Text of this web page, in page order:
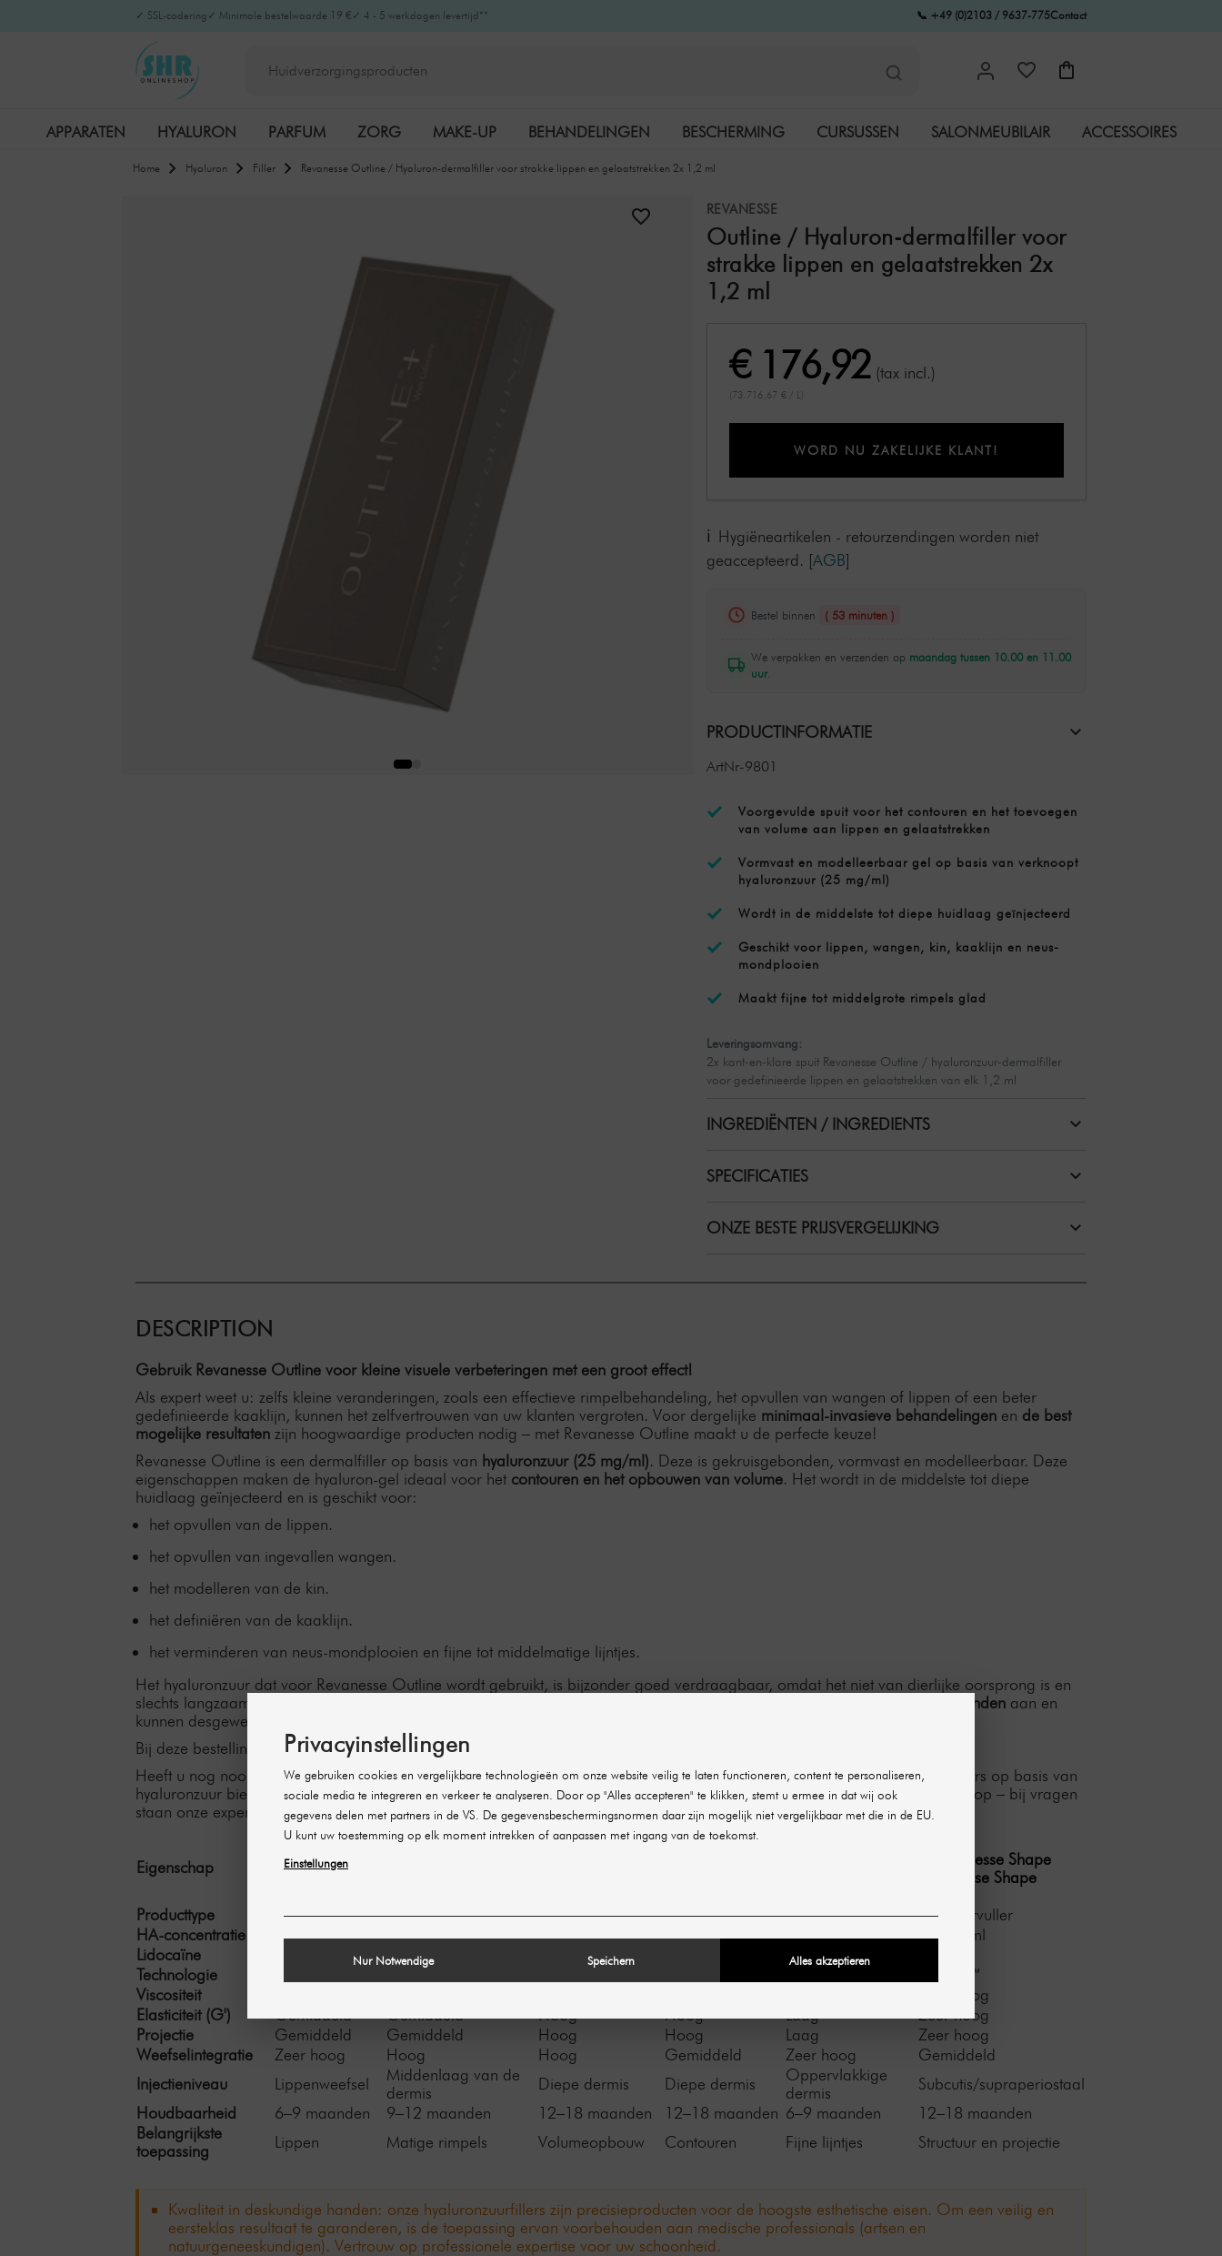
✓ SSL-codering ✓ Minimale bestelwaarde 19 € ✓ 4 - 5 werkdagen levertijd** 📞 +49 (0)2103 / 9637-775Contact
APPARATEN HYALURON PARFUM ZORG MAKE-UP BEHANDELINGEN BESCHERMING CURSUSSEN SALONMEUBILAIR ACCESSOIRES
K-BEAUTY MERKEN
Home Hyaluron Filler Revanesse Outline / Hyaluron-dermalfiller voor strakke lippen en gelaatstrekken 2x 1,2 ml
REVANESSE
Outline / Hyaluron-dermalfiller voor
strakke lippen en gelaatstrekken 2x
1,2 ml
€ 176,92 (tax incl.)
(73.716,67 € / L)
WORD NU ZAKELIJKE KLANT!
Hygiëneartikelen - retourzendingen worden niet
geaccepteerd. [AGB]
Bestel binnen ( 53 minuten )
We verpakken en verzenden op maandag tussen 10.00 en 11.00
uur.
PRODUCTINFORMATIE
ArtNr-9801
Voorgevulde spuit voor het contouren en het toevoegen
van volume aan lippen en gelaatstrekken
Vormvast en modelleerbaar gel op basis van verknoopt
hyaluronzuur (25 mg/ml)
Wordt in de middelste tot diepe huidlaag geïnjecteerd
Geschikt voor lippen, wangen, kin, kaaklijn en neus-
mondplooien
Maakt fijne tot middelgrote rimpels glad
Leveringsomvang:
2x kant-en-klare spuit Revanesse Outline / hyaluronzuur-dermalfiller
voor gedefinieerde lippen en gelaatstrekken van elk 1,2 ml
INGREDIËNTEN / INGREDIENTS
SPECIFICATIES
ONZE BESTE PRIJSVERGELIJKING
DESCRIPTION
Gebruik Revanesse Outline voor kleine visuele verbeteringen met een groot effect!
Als expert weet u: zelfs kleine veranderingen, zoals een effectieve rimpelbehandeling, het opvullen van wangen of lippen of een beter
gedefinieerde kaaklijn, kunnen het zelfvertrouwen van uw klanten vergroten. Voor dergelijke minimaal-invasieve behandelingen en de best
mogelijke resultaten zijn hoogwaardige producten nodig – met Revanesse Outline maakt u de perfecte keuze!
Revanesse Outline is een dermalfiller op basis van hyaluronzuur (25 mg/ml). Deze is gekruisgebonden, vormvast en modelleerbaar. Deze
eigenschappen maken de hyaluron-gel ideaal voor het contouren en het opbouwen van volume. Het wordt in de middelste tot diepe
huidlaag geïnjecteerd en is geschikt voor:
het opvullen van de lippen.
het opvullen van ingevallen wangen.
het modelleren van de kin.
het definiëren van de kaaklijn.
het verminderen van neus-mondplooien en fijne tot middelmatige lijntjes.
Het hyaluronzuur dat voor Revanesse Outline wordt gebruikt, is bijzonder goed verdraagbaar, omdat het niet van dierlijke oorsprong is en
slechts langzaam door het lichaam wordt afgebroken. De resultaten van de fillerbehandeling houden
ongeveer 12–18 maanden aan en
kunnen desgewenst probleemloos worden opgefrist.
Bij deze bestelling ontvangt utwee voorgevulde injectiespuiten
Heeft u nog nooit van Revanesse gehoord en bent u nieuwsgierig geworden? Het populaire merk voor huid- en volumevullers op basis van
hyaluronzuur biedt verschillende oplossingen voor esthetische „problemen“. Ontdek ons ruime assortiment in de SHR-webshop – bij vragen
staan onze experts graag voor u klaar.
Eigenschap
Revanesse
Revanesse Shape
Producttype
Lippenvuller Universele vuller Volumevuller Contourvuller Oppervlaktevuller Structuurvuller
HA-concentratie
25 mg/ml 25 mg/ml 25 mg/ml 25 mg/ml 25 mg/ml
25 mg/ml
Lidocaïne
Ja Ja
Technologie
Thixofix™
Viscositeit
Zeer hoog
Elasticiteit (G')
Gemiddeld Gemiddeld Hoog Hoog Laag
Zeer hoog
Projectie
Gemiddeld Gemiddeld Hoog Hoog Laag
Zeer hoog
Weefselintegratie
Zeer hoog Hoog Hoog Gemiddeld Zeer hoog
Gemiddeld
Injectieniveau
Lippenweefsel
Middenlaag van de
dermis
Diepe dermis Diepe dermis
Oppervlakkige
dermis
Subcutis/supraperiostaal
Houdbaarheid
6–9 maanden 9–12 maanden 12–18 maanden 12–18 maanden 6–9 maanden
12–18 maanden
Belangrijkste
toepassing
Lippen Matige rimpels Volumeopbouw Contouren Fijne lijntjes Structuur en projectie
Kwaliteit in deskundige handen: onze hyaluronzuurfillers zijn precisieproducten voor de hoogste esthetische eisen. Om een ​​veilig en
eersteklas resultaat te garanderen, is de toepassing ervan voorbehouden aan medische professionals (artsen en
natuurgeneeskundigen). Vertrouw op professionele expertise voor uw schoonheid.
Privacyinstellingen
We gebruiken cookies en vergelijkbare technologieën om onze website veilig te laten functioneren, content te personaliseren,
sociale media te integreren en verkeer te analyseren. Door op "Alles accepteren" te klikken, stemt u ermee in dat wij ook
gegevens delen met partners in de VS. De gegevensbeschermingsnormen daar zijn mogelijk niet vergelijkbaar met die in de EU.
U kunt uw toestemming op elk moment intrekken of aanpassen met ingang van de toekomst.
Einstellungen
Nur Notwendige Speichern Alles akzeptieren